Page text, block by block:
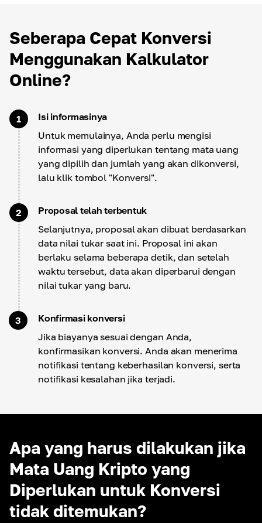
Seberapa Cepat Konversi
Menggunakan Kalkulator
Online?
1
Isi informasinya
Untuk memulainya, Anda perlu mengisi
informasi yang diperlukan tentang mata uang
yang dipilih dan jumlah yang akan dikonversi,
lalu klik tombol "Konversi".
2
Proposal telah terbentuk
Selanjutnya, proposal akan dibuat berdasarkan
data nilai tukar saat ini. Proposal ini akan
berlaku selama beberapa detik, dan setelah
waktu tersebut, data akan diperbarui dengan
nilai tukar yang baru.
3
Konfirmasi konversi
Jika biayanya sesuai dengan Anda,
konfirmasikan konversi. Anda akan menerima
notifikasi tentang keberhasilan konversi, serta
notifikasi kesalahan jika terjadi.
Apa yang harus dilakukan jika
Mata Uang Kripto yang
Diperlukan untuk Konversi
tidak ditemukan?